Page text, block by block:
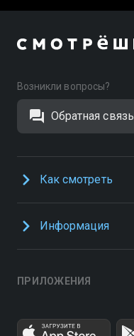
Возникли вопросы?
Обратная связь
Как смотреть
Информация
ПРИЛОЖЕНИЯ